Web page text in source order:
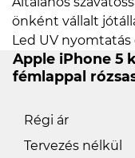
önként vállalt
Led UV nyomtatás
Apple iPhone 5
fémlappal
Régi ár
Tervezés nélkül